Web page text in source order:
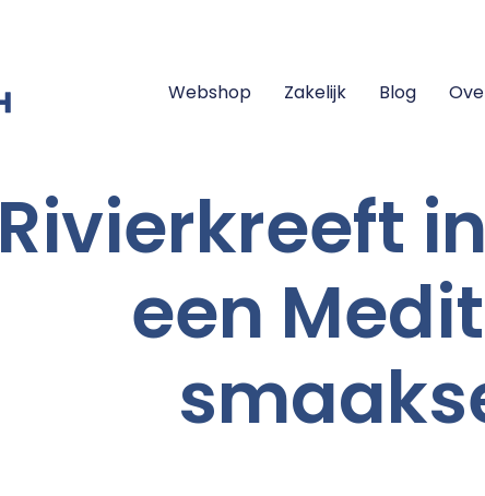
Webshop Zakelijk Blog
Rivierkreeft
een